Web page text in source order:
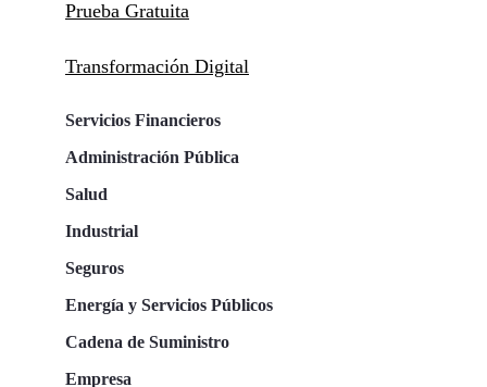
Prueba Gratuita
Transformación Digital
Servicios Financieros
Administración Pública
Salud
Industrial
Seguros
Energía y Servicios Públicos
Cadena de Suministro
Empresa